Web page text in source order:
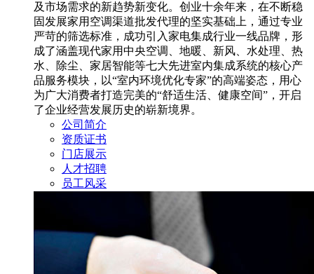
及市场需求的新趋势新变化。创业十余年来，在不断稳
固发展家用空调渠道批发代理的坚实基础上，通过专业
严苛的筛选标准，成功引入家电集成行业一线品牌，形
成了涵盖现代家用中央空调、地暖、新风、水处理、热
水、除尘、家居智能等七大先进室内集成系统的核心产
品服务模块，以“室内环境优化专家”的高端姿态，用心
为广大消费者打造完美的“舒适生活、健康空间”，开启
了企业经营发展历史的崭新境界。
公司简介
资质证书
门店展示
人才招聘
员工风采